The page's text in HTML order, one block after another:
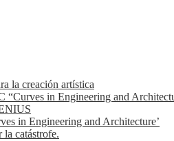
la creación artística
“Curves in Engineering and
in Engineering and Architecture’
catástrofe.